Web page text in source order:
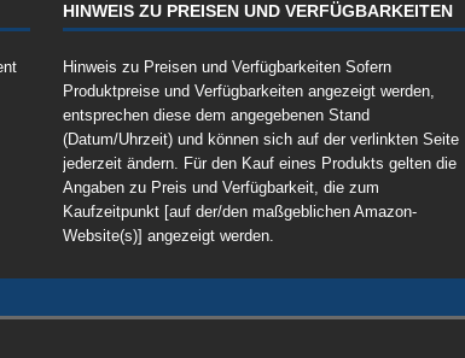
HINWEIS ZU PREISEN UND VERFÜGBARKEITEN
Hinweis zu Preisen und Verfügbarkeiten Sofern
Produktpreise und Verfügbarkeiten angezeigt werden,
entsprechen diese dem angegebenen Stand
(Datum/Uhrzeit) und können sich auf der verlinkten Seite
jederzeit ändern. Für den Kauf eines Produkts gelten die
Angaben zu Preis und Verfügbarkeit, die zum
Kaufzeitpunkt [auf der/den maßgeblichen Amazon-
Website(s)] angezeigt werden.